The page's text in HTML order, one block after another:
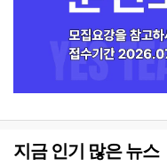
지금 인기 많은 뉴스